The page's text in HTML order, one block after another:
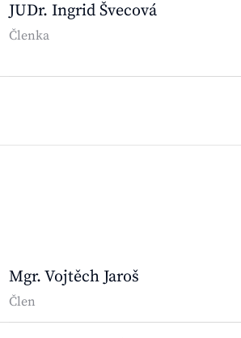
JUDr. Ingrid Švecová
Členka
Mgr. Vojtěch Jaroš
Člen